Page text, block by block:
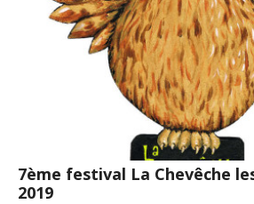
7ème festival La Chevêche
2019